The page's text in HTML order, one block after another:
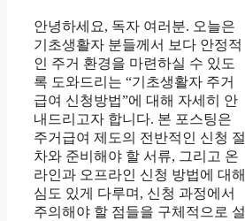
안녕하세요, 독자 여러분. 오늘은
기초생활자 분들께서 보다 안정적
인 주거 환경을 마련하실 수 있도
록 도와드리는 “기초생활자 주거
급여 신청방법”에 대해 자세히 안
내드리고자 합니다. 본 포스팅은
주거급여 제도의 전반적인 신청 절
차와 준비해야 할 서류, 그리고 온
라인과 오프라인 신청 방법에 대해
심도 있게 다루며, 신청 과정에서
주의해야 할 점들을 구체적으로 설